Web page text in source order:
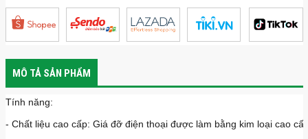
MÔ TẢ SẢN PHẨM
Tính năng:
- Chất liệu cao cấp: Giá đỡ điện thoại được làm bằng kim loại cao